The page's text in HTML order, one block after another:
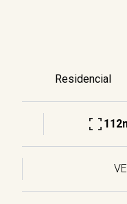
Residencial